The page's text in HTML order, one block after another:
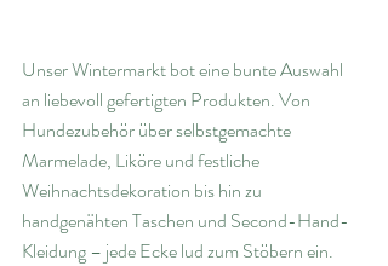
Unser Wintermarkt bot eine bunte Auswahl
an liebevoll gefertigten Produkten. Von
Hundezubehör über selbstgemachte
Marmelade, Liköre und festliche
Weihnachtsdekoration bis hin zu
handgenähten Taschen und Second-Hand-
Kleidung – jede Ecke lud zum Stöbern ein.